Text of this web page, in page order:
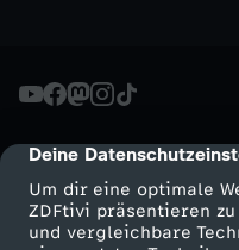
cmp-dialog-
Deine
Um dir eine optimale
ZDFtivi präsentieren
und vergleichbare
i
s
l